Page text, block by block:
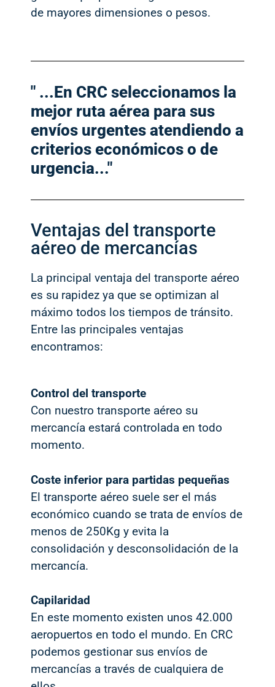
de mayores dimensiones o pesos.
" ...En CRC seleccionamos la
mejor ruta aérea para sus
envíos urgentes atendiendo a
criterios económicos o de
urgencia..."
Ventajas del transporte
aéreo de mercancías
La principal ventaja del transporte aéreo
es su rapidez ya que se optimizan al
máximo todos los tiempos de tránsito.
Entre las principales ventajas
encontramos:
Control del transporte
Con nuestro transporte aéreo su
mercancía estará controlada en todo
momento.
Coste inferior para partidas pequeñas
El transporte aéreo suele ser el más
económico cuando se trata de envíos de
menos de 250Kg y evita la
consolidación y desconsolidación de la
mercancía.
Capilaridad
En este momento existen unos 42.000
aeropuertos en todo el mundo. En CRC
podemos gestionar sus envíos de
mercancías a través de cualquiera de